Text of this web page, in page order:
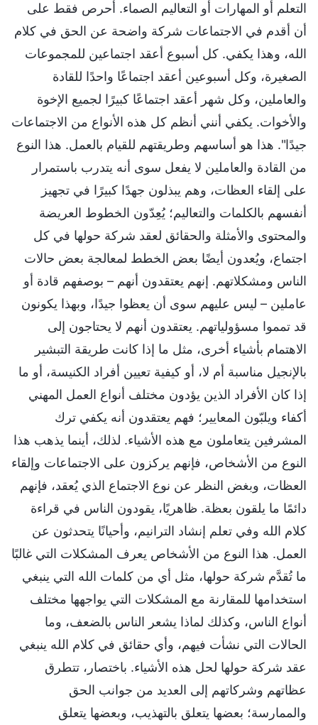
التعلم أو المهارات أو التعاليم الصماء. أحرص فقط على
أن أقدم في الاجتماعات شركة واضحة عن الحق في كلام
الله، وهذا يكفي. كل أسبوع أعقد اجتماعين للمجموعات
الصغيرة، وكل أسبوعين أعقد اجتماعًا واحدًا للقادة
والعاملين، وكل شهر أعقد اجتماعًا كبيرًا لجميع الإخوة
والأخوات. يكفي أنني أنظم كل هذه الأنواع من الاجتماعات
جيدًا". هذا هو أساسهم وطريقتهم للقيام بالعمل. هذا النوع
من القادة والعاملين لا يفعل سوى أنه يتدرب باستمرار
على إلقاء العظات، وهم يبذلون جهدًا كبيرًا في تجهيز
أنفسهم بالكلمات والتعاليم؛ يُعِدّون الخطوط العريضة
والمحتوى والأمثلة والحقائق لعقد شركة حولها في كل
اجتماع، ويُعدون أيضًا بعض الخطط لمعالجة بعض حالات
الناس ومشكلاتهم. إنهم يعتقدون أنهم – بوصفهم قادة أو
عاملين – ليس عليهم سوى أن يعظوا جيدًا، وبهذا يكونون
قد تمموا مسؤولياتهم. يعتقدون أنهم لا يحتاجون إلى
الاهتمام بأشياء أخرى، مثل ما إذا كانت طريقة التبشير
بالإنجيل مناسبة أم لا، أو كيفية تعيين أفراد الكنيسة، أو ما
إذا كان الأفراد الذين يؤدون مختلف أنواع العمل المهني
أكفاء ويلبّون المعايير؛ فهم يعتقدون أنه يكفي ترك
المشرفين يتعاملون مع هذه الأشياء. لذلك، أينما يذهب هذا
النوع من الأشخاص، فإنهم يركزون على الاجتماعات وإلقاء
العظات، وبغض النظر عن نوع الاجتماع الذي يُعقد، فإنهم
دائمًا ما يلقون بعظة. ظاهريًا، يقودون الناس في قراءة
كلام الله وفي تعلم إنشاد الترانيم، وأحيانًا يتحدثون عن
العمل. هذا النوع من الأشخاص يعرف المشكلات التي غالبًا
ما تُقدَّم شركة حولها، مثل أي من كلمات الله التي ينبغي
استخدامها للمقارنة مع المشكلات التي يواجهها مختلف
أنواع الناس، وكذلك لماذا يشعر الناس بالضعف، وما
الحالات التي نشأت فيهم، وأي حقائق في كلام الله ينبغي
عقد شركة حولها لحل هذه الأشياء. باختصار، تتطرق
عظاتهم وشركاتهم إلى العديد من جوانب الحق
والممارسة؛ بعضها يتعلق بالتهذيب، وبعضها يتعلق